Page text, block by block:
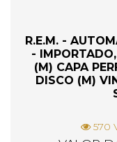
R.E.M. -
-
(M) CAPA
DISCO (M)
570